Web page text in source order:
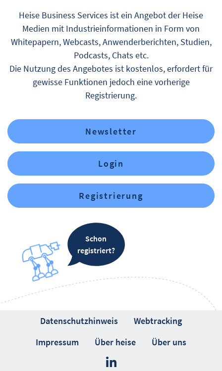
Heise Business Services ist ein Angebot der Heise
Medien mit Industrieinformationen in Form von
Whitepapern, Webcasts, Anwenderberichten, Studien,
Podcasts, Chats etc.
Die Nutzung des Angebotes ist kostenlos, erfordert für
gewisse Funktionen jedoch eine vorherige
Registrierung.
Newsletter
Login
Registrierung
Schon
registriert?
Datenschutzhinweis
Webtracking
Impressum
Über heise Über uns